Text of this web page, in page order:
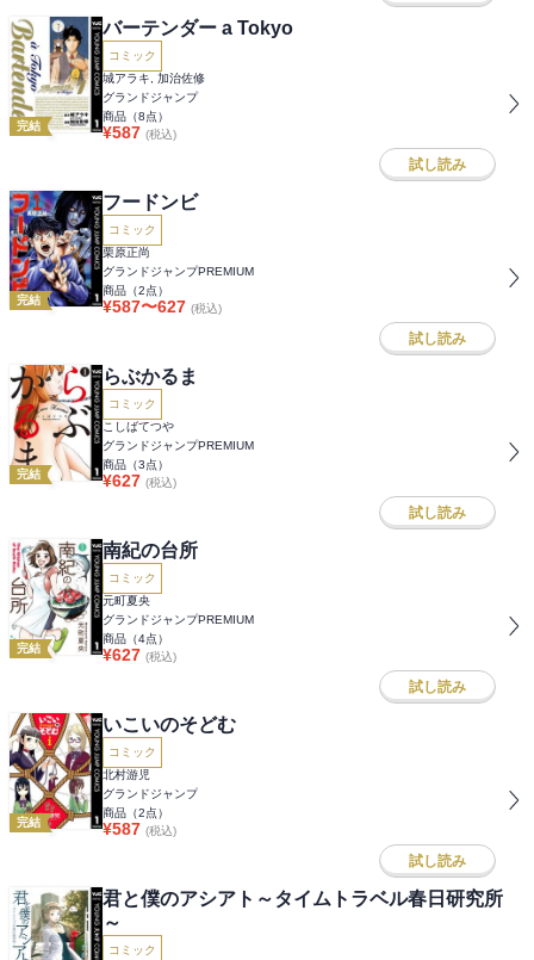
完結
バーテンダー a Tokyo
コミック
城アラキ, 加治佐修
グランドジャンプ
商品（8点）
¥587 (税込)
試し読み
完結
フードンビ
コミック
栗原正尚
グランドジャンプPREMIUM
商品（2点）
¥587〜627 (税込)
試し読み
完結
らぶかるま
コミック
こしばてつや
グランドジャンプPREMIUM
商品（3点）
¥627 (税込)
試し読み
完結
南紀の台所
コミック
元町夏央
グランドジャンプPREMIUM
商品（4点）
¥627 (税込)
試し読み
完結
いこいのそどむ
コミック
北村游児
グランドジャンプ
商品（2点）
¥587 (税込)
試し読み
君と僕のアシアト～タイムトラベル春日研究所
～
コミック